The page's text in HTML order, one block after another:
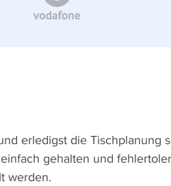
erledigst die
gehalten und
werden.